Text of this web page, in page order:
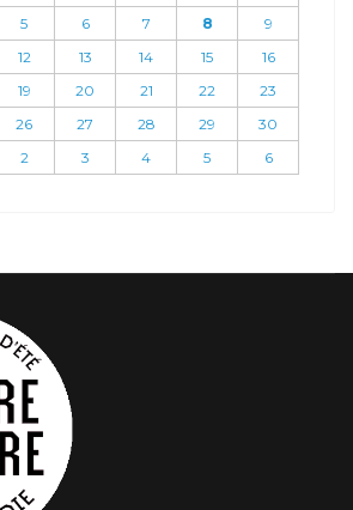
5 6 7 8
9
12 13 14 15
16
19 20 21 22
23
26 27 28 29
30
2 3 4 5 6